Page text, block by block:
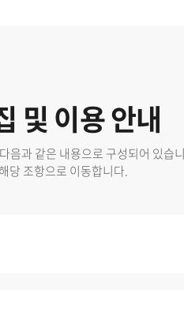
및 이용 안내
음과 같은 내용으로 구성되어 있습
당 조항으로 이동합니다.